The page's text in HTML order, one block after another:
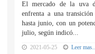
El mercado de la uva
enfrenta a una
hasta junio, con un
julio, según indicó...
2021-05-25 Leer